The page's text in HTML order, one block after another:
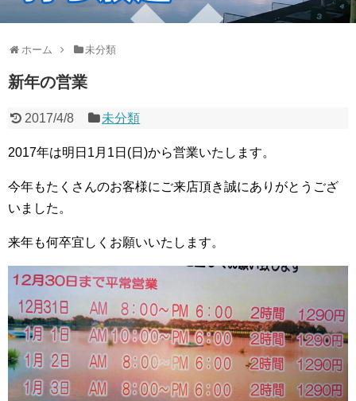
ホーム 未分類
新年の営業
2017/4/8 未分類
2017年は明日1月1日(日)から営業いたします。
今年もたくさんのお客様にご来店頂き誠にありがとうござ
いました。
来年も何卒宜しくお願いいたします。